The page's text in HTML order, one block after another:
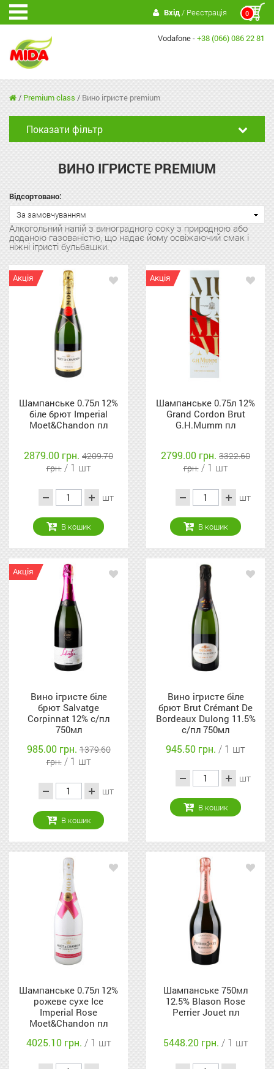
0
Вхід/ Реєстрація
Vodafone -+38 (066) 086 22 81
/ Premium class/ Вино ігристе premium
Показати фільтр
ВИНО ІГРИСТЕ PREMIUM
Відсортовано:
За замовчуванням
Алкогольний напій з виноградного соку з природною або
доданою газованістю, що надає йому освіжаючий смак і
ніжні ігристі бульбашки.
Акція
Шампанське 0.75л 12%
біле брют Imperial
Moet&Chandon пл
2879.00 грн. 4209.70
грн. / 1 шт
шт
В кошик
Акція
Шампанське 0.75л 12%
Grand Cordon Brut
G.H.Mumm пл
2799.00 грн. 3322.60
грн. / 1 шт
шт
В кошик
Акція
Вино ігристе біле
брют Salvatge
Corpinnat 12% с/пл
750мл
985.00 грн.1379.60
грн. / 1 шт
шт
В кошик
Вино ігристе біле
брют Brut Crémant De
Bordeaux Dulong 11.5%
с/пл 750мл
945.50 грн. / 1 шт
шт
В кошик
Шампанське 0.75л 12%
рожеве сухе Ice
Imperial Rose
Moet&Chandon пл
4025.10 грн. / 1 шт
Шампанське 750мл
12.5% Blason Rose
Perrier Jouet пл
5448.20 грн. / 1 шт